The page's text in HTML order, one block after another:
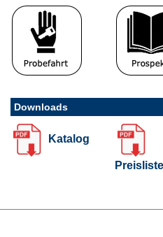
Downloads
Katalog
Preisliste